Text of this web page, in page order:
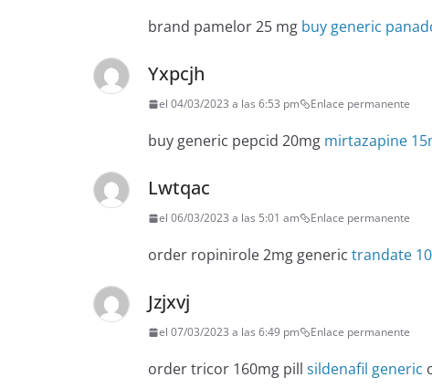
brand pamelor 25 mg buy generic
Yxpcjh
el 04/03/2023 a las 6:53 pm Enlace permanente
buy generic pepcid 20mg mirtazapine
Lwtqac
el 06/03/2023 a las 5:01 am Enlace permanente
order ropinirole 2mg generic trandate
Jzjxvj
el 07/03/2023 a las 6:49 pm Enlace permanente
order tricor 160mg pill sildenafil generic